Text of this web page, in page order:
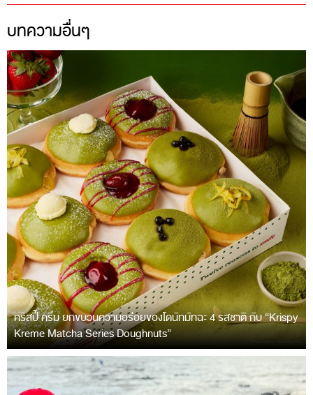
บทความอื่นๆ
คริสปี้ ครีม ยกขบวนความอร่อยของโดนัทมัทฉะ 4 รสชาติ กับ “Krispy
Kreme Matcha Series Doughnuts”